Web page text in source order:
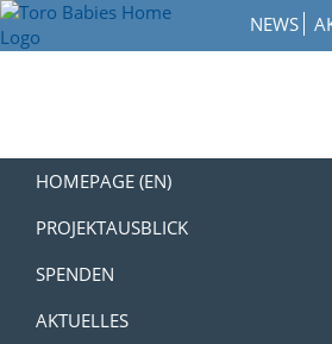
Zur
Hauptnavigation
Skip
to
Zur
Fußzeile
NEWS
Toro
with
HOMEPAGE (EN)
PROJEKTAUSBLICK
SPENDEN
AKTUELLES